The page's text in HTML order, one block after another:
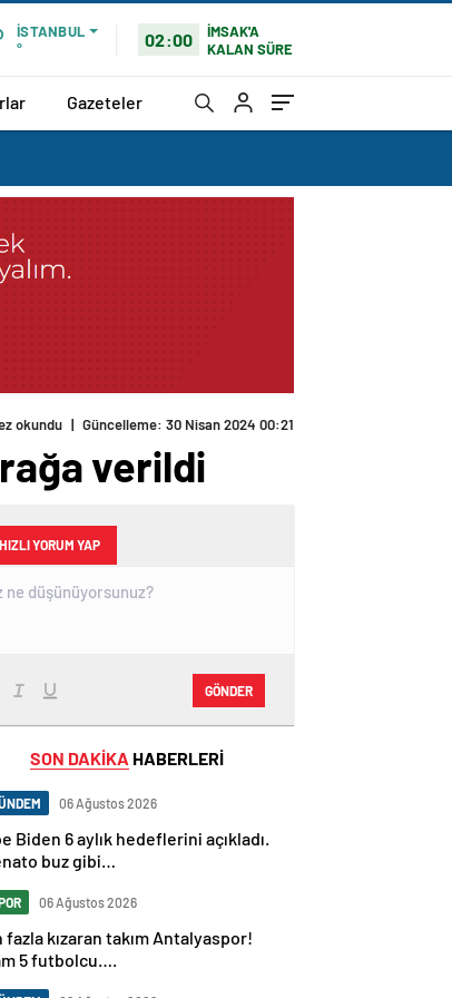
İSTANBUL
°
02:00
İMSAK'A
KALAN SÜRE
Gazeteler
okundu | Güncelleme: 30 Nisan 2024 00:21
verildi
HIZLI YORUM YAP
GÖNDER
SON DAKİKA HABERLERİ
06 Ağustos 2026
Biden 6 aylık hedeflerini açıkladı.
buz gibi…
06 Ağustos 2026
fazla kızaran takım Antalyaspor!
5 futbolcu….